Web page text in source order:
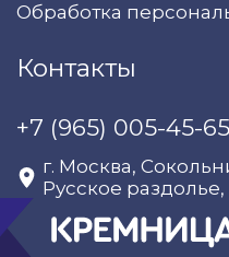
Обработка
Контакты
+7 (965) 005-45-65
г. Москва,
Русское